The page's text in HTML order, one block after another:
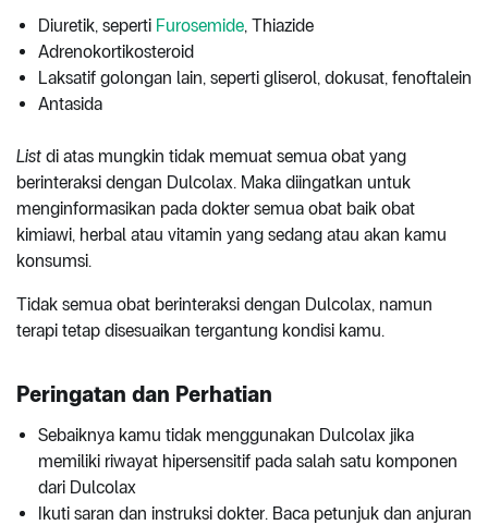
Diuretik, seperti Furosemide, Thiazide
Adrenokortikosteroid
Laksatif golongan lain, seperti gliserol, dokusat, fenoftalein
Antasida
List di atas mungkin tidak memuat semua obat yang
berinteraksi dengan Dulcolax. Maka diingatkan untuk
menginformasikan pada dokter semua obat baik obat
kimiawi, herbal atau vitamin yang sedang atau akan kamu
konsumsi.
Tidak semua obat berinteraksi dengan Dulcolax, namun
terapi tetap disesuaikan tergantung kondisi kamu.
Peringatan dan Perhatian
Sebaiknya kamu tidak menggunakan Dulcolax jika
memiliki riwayat hipersensitif pada salah satu komponen
dari Dulcolax
Ikuti saran dan instruksi dokter. Baca petunjuk dan anjuran